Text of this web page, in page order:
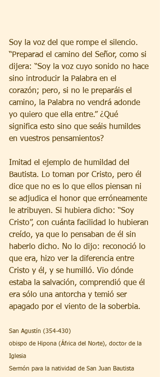
Soy la voz del que rompe el silencio.
“Preparad el camino del Señor, como si
dijera: “Soy la voz cuyo sonido no hace
sino introducir la Palabra en el
corazón; pero, si no le preparáis el
camino, la Palabra no vendrá adonde
yo quiero que ella entre.” ¿Qué
significa esto sino que seáis humildes
en vuestros pensamientos?
Imitad el ejemplo de humildad del
Bautista. Lo toman por Cristo, pero él
dice que no es lo que ellos piensan ni
se adjudica el honor que erróneamente
le atribuyen. Si hubiera dicho: “Soy
Cristo”, con cuánta facilidad lo hubieran
creído, ya que lo pensaban de él sin
haberlo dicho. No lo dijo: reconoció lo
que era, hizo ver la diferencia entre
Cristo y él, y se humilló. Vio dónde
estaba la salvación, comprendió que él
era sólo una antorcha y temió ser
apagado por el viento de la soberbia.
San Agustín (354-430)
obispo de Hipona (África del Norte), doctor de la
Iglesia
Sermón para la natividad de San Juan Bautista